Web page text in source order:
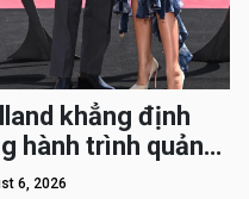
khẳng định
hành trình quảng
6, 2026